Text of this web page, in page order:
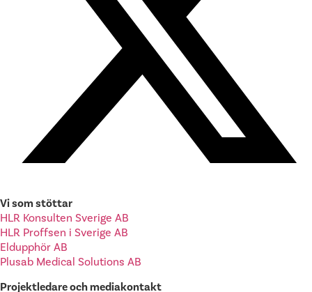
Vi som stöttar
HLR Konsulten Sverige AB
HLR Proffsen i Sverige AB
Eldupphör AB
Plusab Medical Solutions AB
Projektledare och mediakontakt